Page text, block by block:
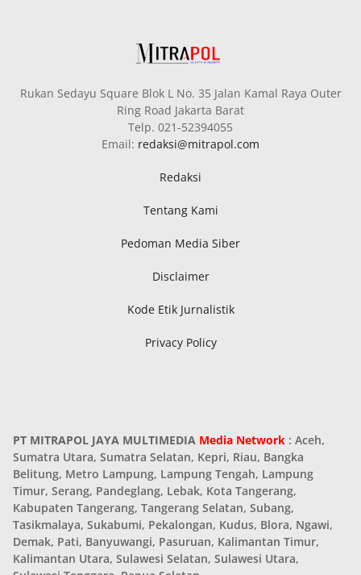
Rukan Sedayu Square Blok L No. 35 Jalan Kamal Raya Outer
Ring Road Jakarta Barat
Telp. 021-52394055
Email: redaksi@mitrapol.com
Redaksi
Tentang Kami
Pedoman Media Siber
Disclaimer
Kode Etik Jurnalistik
Privacy Policy
PT MITRAPOL JAYA MULTIMEDIA Media Network : Aceh,
Sumatra Utara, Sumatra Selatan, Kepri, Riau, Bangka
Belitung, Metro Lampung, Lampung Tengah, Lampung
Timur, Serang, Pandeglang, Lebak, Kota Tangerang,
Kabupaten Tangerang, Tangerang Selatan, Subang,
Tasikmalaya, Sukabumi, Pekalongan, Kudus, Blora, Ngawi,
Demak, Pati, Banyuwangi, Pasuruan, Kalimantan Timur,
Kalimantan Utara, Sulawesi Selatan, Sulawesi Utara,